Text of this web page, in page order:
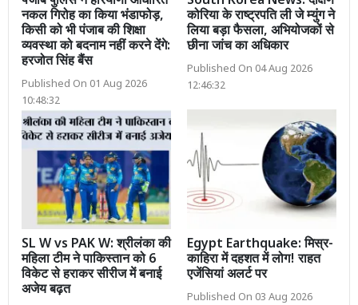
नकल गिरोह का किया भंडाफोड़,
किसी को भी पंजाब की शिक्षा
व्यवस्था को बदनाम नहीं करने देंगे:
हरजोत सिंह बैंस
Published On 01 Aug 2026
10:48:32
कोरिया के राष्ट्रपति ली जे म्युंग ने
लिया बड़ा फैसला, अभियोजकों से
छीना जांच का अधिकार
Published On 04 Aug 2026
12:46:32
SL W vs PAK W: श्रीलंका की
महिला टीम ने पाकिस्तान को 6
विकेट से हराकर सीरीज में बनाई
अजेय बढ़त
Egypt Earthquake: मिस्र-
काहिरा में दहशत में लोग! राहत
एजेंसियां अलर्ट पर
Published On 03 Aug 2026